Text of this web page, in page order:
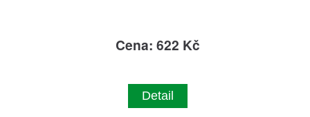
Cena: 622 Kč
Detail